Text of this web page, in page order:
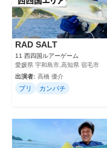
RAD SALT
11 西四国ルアーゲーム
愛媛県 宇和島市,高知県 宿毛市
出演者: 高橋 優介
ブリ カンパチ